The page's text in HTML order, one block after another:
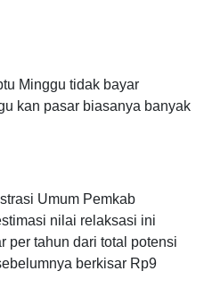
Minggu tidak bayar
kan pasar biasanya banyak
Umum Pemkab
nilai relaksasi ini
per tahun dari total potensi
berkisar Rp9